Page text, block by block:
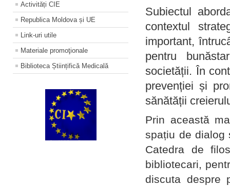
Activități CIE
Republica Moldova și UE
Link-uri utile
Materiale promoţionale
Biblioteca Științifică Medicală
Subiectul
contextul
important,
pentru
societății. În
prevenției și
sănătății
Prin această
spațiu de dialog
Catedra de
bibliotecari,
discuta despre